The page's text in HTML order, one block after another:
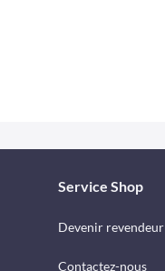
Service Shop
Devenir revendeur
Contactez-nous